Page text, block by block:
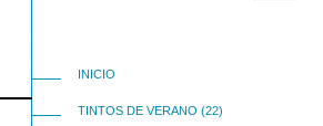
INICIO
TINTOS DE VERANO (22)